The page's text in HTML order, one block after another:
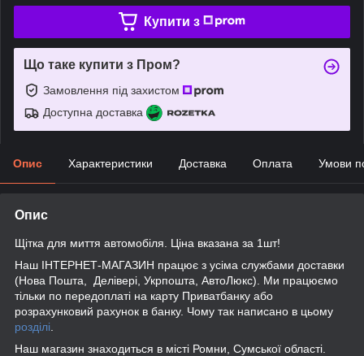
Купити з
Що таке купити з Пром?
Замовлення під захистом
Доступна доставка
Опис Характеристики Доставка Оплата Умови
Опис
Щітка для миття автомобіля. Ціна вказана за 1шт!
Наш ІНТЕРНЕТ-МАГАЗИН працює з усіма службами доставки
(Нова Пошта, Делівері, Укрпошта, АвтоЛюкс). Ми працюємо
тільки по передоплаті на карту Приватбанку або
розрахунковий рахунок в банку. Чому так написано в цьому
розділі
Наш магазин знаходиться в місті Ромни, Сумської області.